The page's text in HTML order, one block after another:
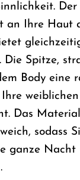
an Ihre Haut
Die Spitze,
Body eine
Ihre
Das
sodass
ganze Nacht